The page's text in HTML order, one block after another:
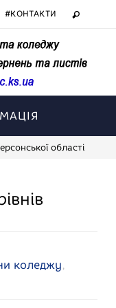
#КОНТАКТИ
області
коледжу,